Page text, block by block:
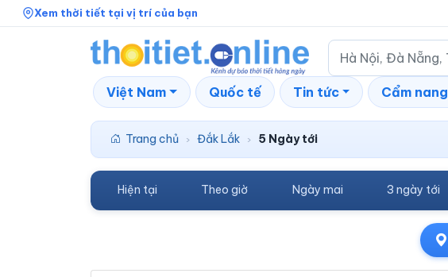
Xem thời tiết tại vị trí của bạn
Việt Nam Quốc tế Tin tức Cẩm nang
Trang chủ › Đắk Lắk › 5 Ngày tới
Hiện tại Theo giờ Ngày mai 3 ngày tới